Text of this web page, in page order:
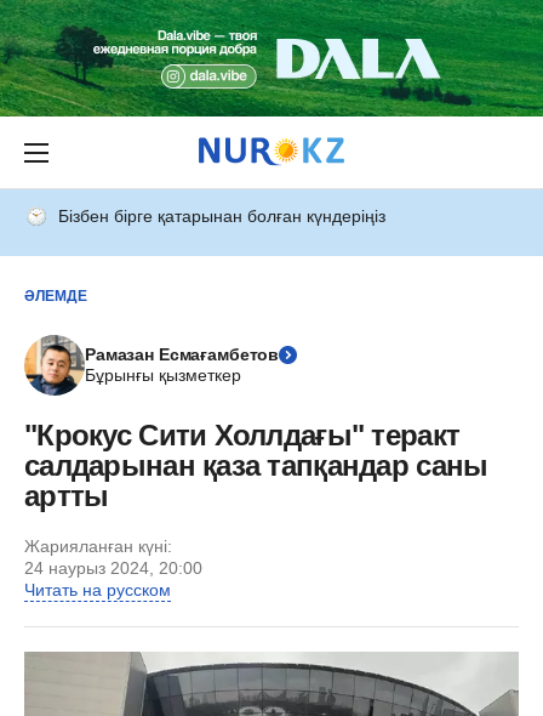
Бізбен бірге қатарынан болған күндеріңіз
ӘЛЕМДЕ
Рамазан Есмағамбетов
Бұрынғы қызметкер
"Крокус Сити Холлдағы" теракт
салдарынан қаза тапқандар саны
артты
Жарияланған күні:
24 наурыз 2024, 20:00
Читать на русском